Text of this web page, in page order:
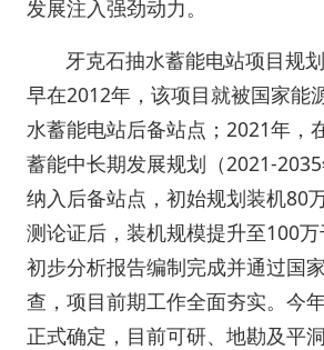
发展注入强劲动力。
牙克石抽水蓄能电站项目规
早在2012年，该项目就被国家能
水蓄能电站后备站点；2021年，
蓄能中长期发展规划（2021-
纳入后备站点，初始规划装机80
测论证后，装机规模提升至100
初步分析报告编制完成并通过国
查，项目前期工作全面夯实。今
正式确定，目前可研、地勘及平